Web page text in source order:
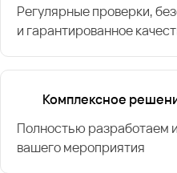
Регулярные проверки,
и гарантированное
Комплексное
Полностью разработаем
вашего мероприятия